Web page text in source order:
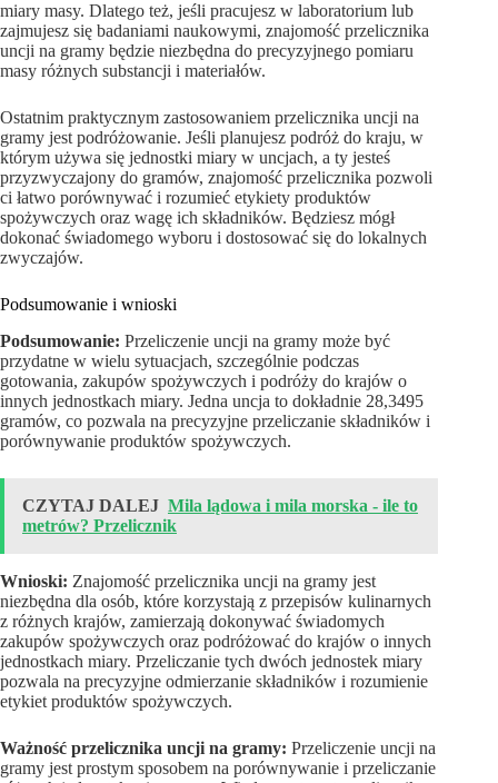
miary masy. Dlatego też, jeśli pracujesz w laboratorium lub
zajmujesz się badaniami naukowymi, znajomość przelicznika
uncji na gramy będzie niezbędna do precyzyjnego pomiaru
masy różnych substancji i materiałów.
Ostatnim praktycznym zastosowaniem przelicznika uncji na
gramy jest podróżowanie. Jeśli planujesz podróż do kraju, w
którym używa się jednostki miary w uncjach, a ty jesteś
przyzwyczajony do gramów, znajomość przelicznika pozwoli
ci łatwo porównywać i rozumieć etykiety produktów
spożywczych oraz wagę ich składników. Będziesz mógł
dokonać świadomego wyboru i dostosować się do lokalnych
zwyczajów.
Podsumowanie i wnioski
Podsumowanie: Przeliczenie uncji na gramy może być
przydatne w wielu sytuacjach, szczególnie podczas
gotowania, zakupów spożywczych i podróży do krajów o
innych jednostkach miary. Jedna uncja to dokładnie 28,3495
gramów, co pozwala na precyzyjne przeliczanie składników i
porównywanie produktów spożywczych.
CZYTAJ DALEJ Mila lądowa i mila morska - ile to
metrów? Przelicznik
Wnioski: Znajomość przelicznika uncji na gramy jest
niezbędna dla osób, które korzystają z przepisów kulinarnych
z różnych krajów, zamierzają dokonywać świadomych
zakupów spożywczych oraz podróżować do krajów o innych
jednostkach miary. Przeliczanie tych dwóch jednostek miary
pozwala na precyzyjne odmierzanie składników i rozumienie
etykiet produktów spożywczych.
Ważność przelicznika uncji na gramy: Przeliczenie uncji na
gramy jest prostym sposobem na porównywanie i przeliczanie